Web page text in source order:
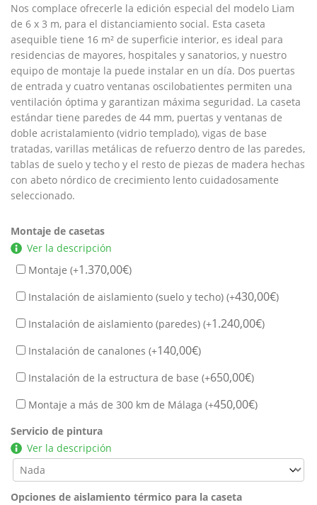
Nos complace ofrecerle la edición especial del modelo Liam
de 6 x 3 m, para el distanciamiento social. Esta caseta
asequible tiene 16 m² de superficie interior, es ideal para
residencias de mayores, hospitales y sanatorios, y nuestro
equipo de montaje la puede instalar en un día. Dos puertas
de entrada y cuatro ventanas oscilobatientes permiten una
ventilación óptima y garantizan máxima seguridad. La caseta
estándar tiene paredes de 44 mm, puertas y ventanas de
doble acristalamiento (vidrio templado), vigas de base
tratadas, varillas metálicas de refuerzo dentro de las paredes,
tablas de suelo y techo y el resto de piezas de madera hechas
con abeto nórdico de crecimiento lento cuidadosamente
seleccionado.
Montaje de casetas
Ver la descripción
Montaje (+1.370,00€)
Instalación de aislamiento (suelo y techo) (+430,00€)
Instalación de aislamiento (paredes) (+1.240,00€)
Instalación de canalones (+140,00€)
Instalación de la estructura de base (+650,00€)
Montaje a más de 300 km de Málaga (+450,00€)
Servicio de pintura
Ver la descripción
Opciones de aislamiento térmico para la caseta